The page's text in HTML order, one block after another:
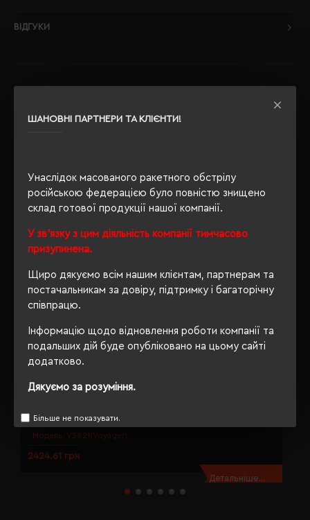
ШАНОВНІ ПАРТНЕРИ ТА КЛІЄНТИ!
Унаслідок масованого ракетного обстрілу
російською федерацією було повністю знищено
склад готової продукції нашої компанії.
У зв'язку з цим діяльність компанії тимчасово
призупинена.
Щиро дякуємо всім нашим клієнтам, партнерам та
постачальникам за довіру, підтримку і багаторічну
співпрацю.
Інформацію щодо відновлення роботи компанії та
подальших дій буде опубліковано на цьому сайті
додатково.
Дякуємо за розуміння.
Більше не показувати.
ВІДГУКИ
Модель: V5821(Voyager)
2424.61 грн
Детальніше...